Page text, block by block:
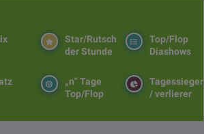
Top/Flop
Diashows
Star/Rutsch
der Stunde
Tagessieger
/ verlierer
„n“ Tage
Top/Flop